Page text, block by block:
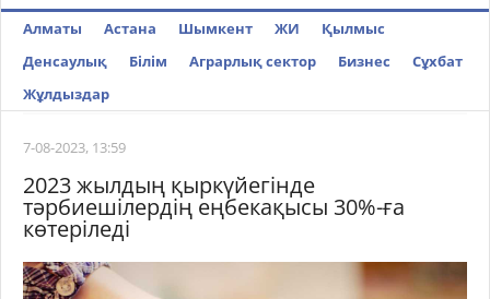
Алматы Астана Шымкент ЖИ
Қылмыс
Денсаулық
Білім Аграрлық сектор Бизнес
Cұхбат
Жұлдыздар
7-08-2023, 13:59
2023 жылдың қыркүйегінде
тәрбиешілердің еңбекақысы 30%-ға
көтеріледі